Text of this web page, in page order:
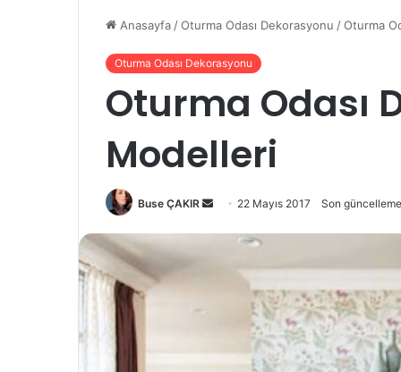
Anasayfa /Oturma Odası Dekorasyonu /Oturma
Oturma Odası Dekorasyonu
Oturma Odası
Modelleri
Buse ÇAKIR
s
22 Mayıs 2017 Son